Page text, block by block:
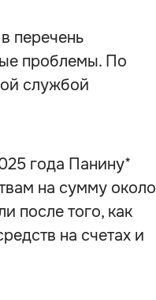
перечень
проблемы. По
службой
года Панину*
на сумму около
после того, как
на счетах и